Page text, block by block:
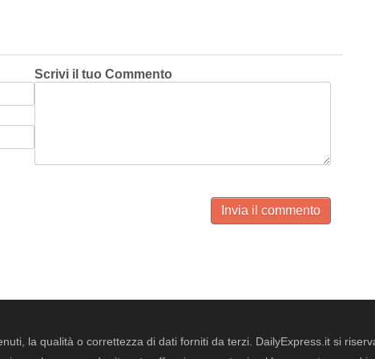
Scrivi il tuo Commento
Invia il commento
la qualità o correttezza di dati forniti da terzi. DailyExpress.it si